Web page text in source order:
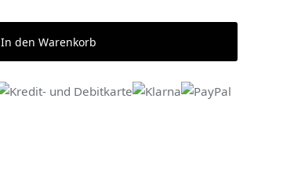
In den Warenkorb